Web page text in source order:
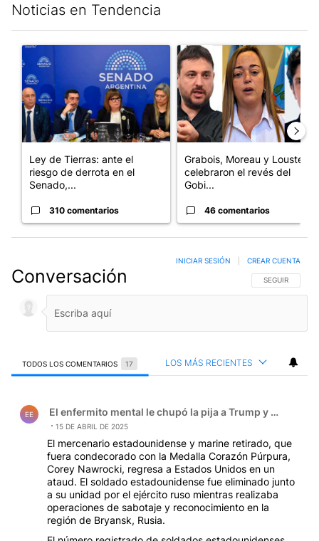
Noticias en Tendencia
Un artículo de tendencia con el título "Ley de Tierras: ante el
Ley de Tierras: ante el
riesgo de derrota en el
Senado,...
310 comentarios
Un artículo de tendencia con
Grabois, Moreau y Lousteau
celebraron el revés del
Gobi...
46 comentarios
Conversación SIGA ESTA
SEGUIR
INICIAR SESIÓN CREAR CUENTA
TODOS LOS COMENTARIOS 17 LOS MÁS RECIENTES
EE El enfermito mental le chupó la pija a Trump y el
15 DE ABRIL DE 2025
El mercenario estadounidense y marine retirado, que
fuera condecorado con la Medalla Corazón Púrpura,
Corey Nawrocki, regresa a Estados Unidos en un
ataud. El soldado estadounidense fue eliminado junto
a su unidad por el ejército ruso mientras realizaba
operaciones de sabotaje y reconocimiento en la
región de Bryansk, Rusia.